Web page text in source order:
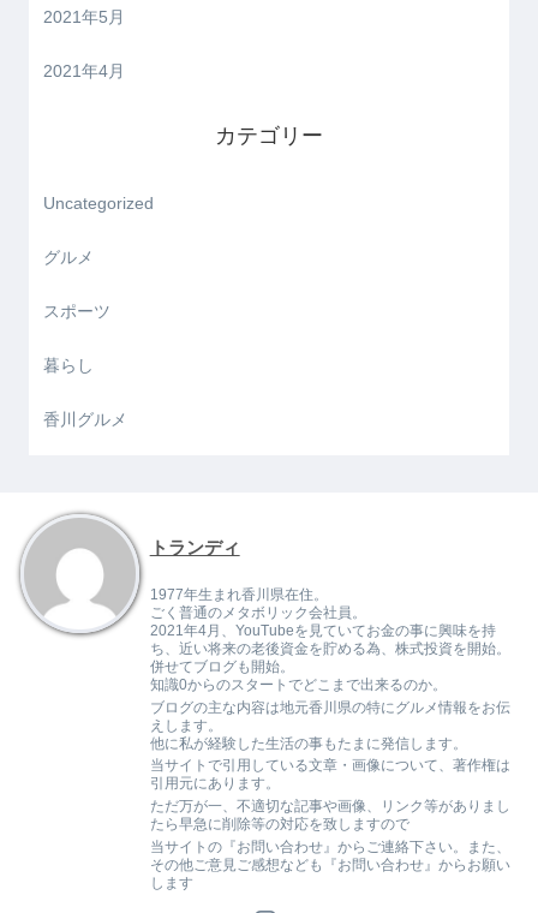
2021年5月
2021年4月
カテゴリー
Uncategorized
グルメ
スポーツ
暮らし
香川グルメ
トランディ
1977年生まれ香川県在住。
ごく普通のメタボリック会社員。
2021年4月、YouTubeを見ていてお金の事に興味を持
ち、近い将来の老後資金を貯める為、株式投資を開始。
併せてブログも開始。
知識0からのスタートでどこまで出来るのか。
ブログの主な内容は地元香川県の特にグルメ情報をお伝
えします。
他に私が経験した生活の事もたまに発信します。
当サイトで引用している文章・画像について、著作権は
引用元にあります。
ただ万が一、不適切な記事や画像、リンク等がありまし
たら早急に削除等の対応を致しますので
当サイトの『お問い合わせ』からご連絡下さい。また、
その他ご意見ご感想なども『お問い合わせ』からお願い
します